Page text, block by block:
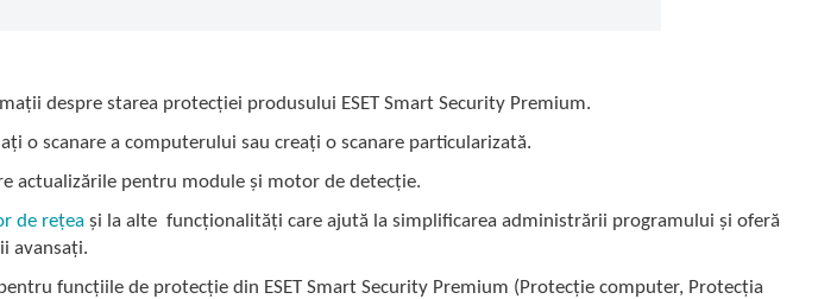
despre starea protecției produsului ESET Smart Security Premium.
o scanare a computerului sau creați o scanare particularizată.
actualizările pentru module și motor de detecție.
de rețea și la alte funcționalități care ajută la simplificarea administrării programului și oferă
avansați.
funcțiile de protecție din ESET Smart Security Premium (Protecție computer, Protecția